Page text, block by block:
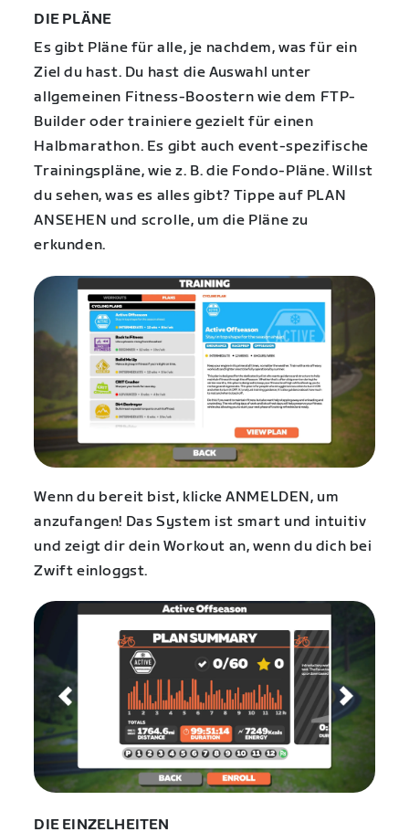
DIE PLÄNE
Es gibt Pläne für alle, je nachdem, was für ein
Ziel du hast. Du hast die Auswahl unter
allgemeinen Fitness-Boostern wie dem FTP-
Builder oder trainiere gezielt für einen
Halbmarathon. Es gibt auch event-spezifische
Trainingspläne, wie z. B. die Fondo-Pläne. Willst
du sehen, was es alles gibt? Tippe auf PLAN
ANSEHEN und scrolle, um die Pläne zu
erkunden.
Wenn du bereit bist, klicke ANMELDEN, um
anzufangen! Das System ist smart und intuitiv
und zeigt dir dein Workout an, wenn du dich bei
Zwift einloggst.
DIE EINZELHEITEN